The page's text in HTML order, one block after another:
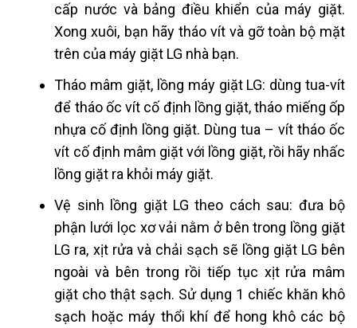
cấp nước và bảng điều khiển của máy giặt.
Xong xuôi, bạn hãy tháo vít và gỡ toàn bộ mặt
trên của máy giặt LG nhà bạn.
Tháo mâm giặt, lồng máy giặt LG: dùng tua-vít
để tháo ốc vít cố định lồng giặt, tháo miếng ốp
nhựa cố định lồng giặt. Dùng tua – vít tháo ốc
vít cố định mâm giặt với lồng giặt, rồi hãy nhấc
lồng giặt ra khỏi máy giặt.
Vệ sinh lồng giặt LG theo cách sau: đưa bộ
phận lưới lọc xơ vải nằm ở bên trong lồng giặt
LG ra, xịt rửa và chải sạch sẽ lồng giặt LG bên
ngoài và bên trong rồi tiếp tục xịt rửa mâm
giặt cho thật sạch. Sử dụng 1 chiếc khăn khô
sạch hoặc máy thổi khí để hong khô các bộ